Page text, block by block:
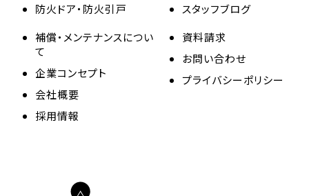
防火ドア・防火引戸
スタッフブログ
補償・メンテナンスについ
て
企業コンセプト
会社概要
採用情報
資料請求
お問い合わせ
プライバシーポリシー